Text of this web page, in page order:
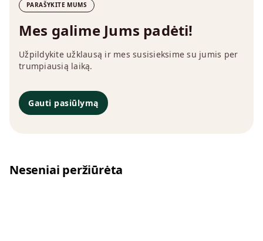
PARAŠYKITE MUMS
Mes galime Jums padėti!
Užpildykite užklausą ir mes susisieksime su jumis per
trumpiausią laiką.
Gauti pasiūlymą
Neseniai peržiūrėta